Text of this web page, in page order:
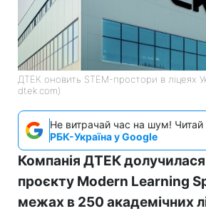
ДТЕК оновить STEM-простори в ліцеях
dtek.com)
Не витрачай час на шум! Читай
РБК-Україна у Google
Компанія ДТЕК долучилася
проєкту Modern Learning
межах в 250 академічних